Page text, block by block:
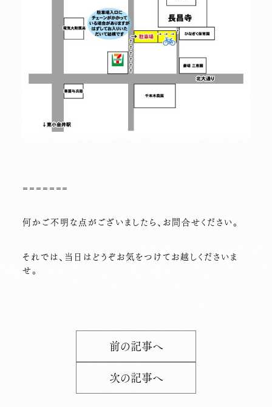
=======
何かご不明な点がございましたら、お問合せください。
それでは、当日はどうぞお気をつけてお越しくださいま
せ。
前の記事へ
次の記事へ